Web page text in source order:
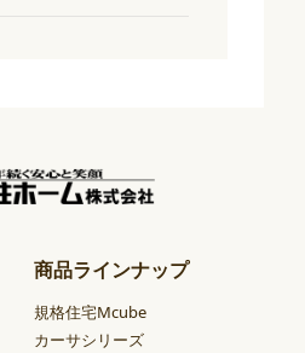
商品ラインナップ
規格住宅Mcube
カーサシリーズ